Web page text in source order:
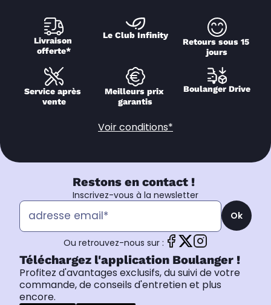
Livraison
offerte*
Le Club Infinity
Retours sous 15
jours
Service après
vente
Meilleurs prix
garantis
Boulanger Drive
Voir conditions*
Restons en contact !
Inscrivez-vous à la newsletter
Ok
Ou retrouvez-nous sur :
Téléchargez l'application Boulanger !
Profitez d'avantages exclusifs, du suivi de votre
commande, de conseils d'entretien et plus
encore.